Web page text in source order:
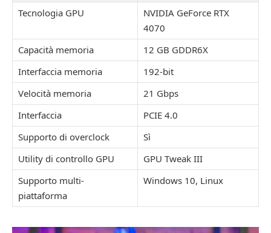
Tecnologia GPU
NVIDIA GeForce RTX
4070
Capacità memoria
12 GB GDDR6X
Interfaccia memoria
192-bit
Velocità memoria
21 Gbps
Interfaccia
PCIE 4.0
Supporto di overclock
Sì
Utility di controllo GPU
GPU Tweak III
Supporto multi-
piattaforma
Windows 10, Linux